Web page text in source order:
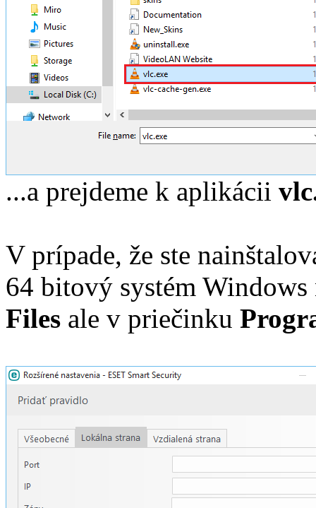
...a prejdeme k aplikácii
V prípade, že ste
64 bitový systém
Files ale v priečinku